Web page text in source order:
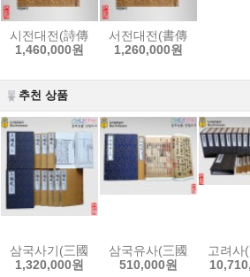
시전대전(詩傳大全)[內閣本]-(2016 개정판)
1,460,000원
서전대전(書傳大全)[內閣
1,260,000원
추천 상품
삼국사기(三國史記)-中宗壬申本/正德本
1,320,000원
삼국유사(三國遺事)-順
510,000원
고려사